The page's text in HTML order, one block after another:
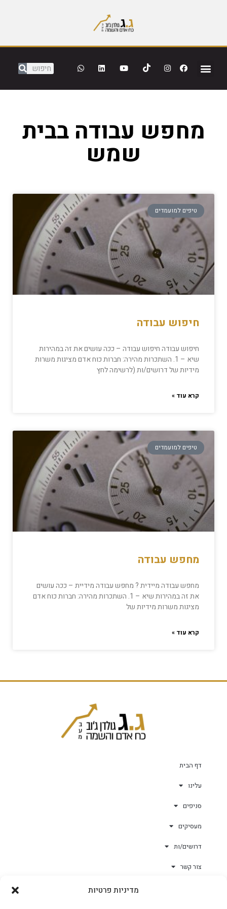
מדיניות פרטיות
מחפש עבודה בבית
שמש
טיפים למועמדים
חיפוש עבודה
חיפוש עבודה חיפוש עבודה – ככה עושים את זה במהירות
שיא – 1. השתכרות מהירה: חברות כוח אדם מציגות משרות
מידיות של דרושים/ות (לרשימה לחץ
קרא עוד »
טיפים למועמדים
מחפש עבודה
מחפש עבודה מיידית ? מחפש עבודה מידיית – ככה עושים
את זה במהירות שיא – 1. השתכרות מהירה: חברות כוח אדם
מציגות משרות מידיות של
קרא עוד »
דף הבית
עלינו
סניפים
מעסיקים
דרושים/ות
צור קשר